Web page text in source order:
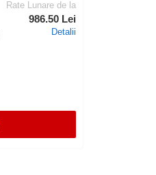
Rate Lunare de la
986.50 Lei
Detalii